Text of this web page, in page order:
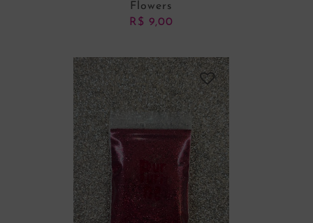
ADICIONAR AO CARRINHO
Flowers
R$ 9,00